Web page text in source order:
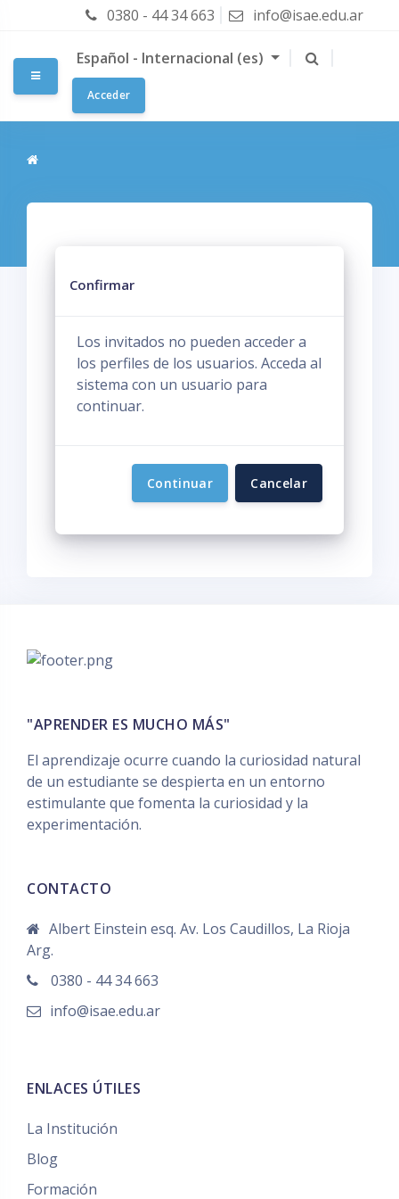
Salta al contenido principal
0380 - 44 34 663 info@isae.edu.ar
Panel lateral
Español - Internacional ‎(es)‎
Acceder
Confirmar
Los invitados no pueden acceder a
los perfiles de los usuarios. Acceda al
sistema con un usuario para
continuar.
Continuar Cancelar
"APRENDER ES MUCHO MÁS"
El aprendizaje ocurre cuando la curiosidad natural
de un estudiante se despierta en un entorno
estimulante que fomenta la curiosidad y la
experimentación.
CONTACTO
Albert Einstein esq. Av. Los Caudillos, La Rioja
Arg.
0380 - 44 34 663
info@isae.edu.ar
ENLACES ÚTILES
La Institución
Blog
Formación